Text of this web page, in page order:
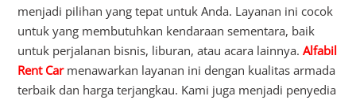
menjadi pilihan yang tepat untuk Anda. Layanan ini cocok
untuk yang membutuhkan kendaraan sementara, baik
untuk perjalanan bisnis, liburan, atau acara lainnya.Alfabil
Rent Carmenawarkan layanan ini dengan kualitas armada
terbaik dan harga terjangkau. Kami juga menjadi penyedia